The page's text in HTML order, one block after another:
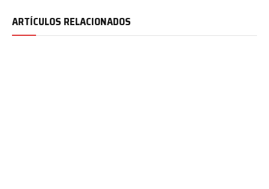
ARTÍCULOS RELACIONADOS